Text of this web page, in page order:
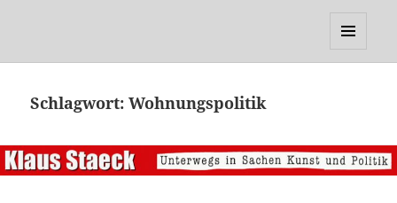
Schlagwort:Wohnungspolitik